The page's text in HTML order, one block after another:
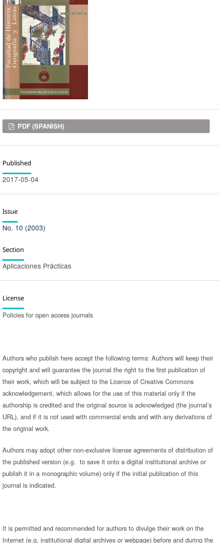
Downloads
PDF (SPANISH)
Published
2017-05-04
Issue
No. 10 (2003)
Section
Aplicaciones Prácticas
License
Policies for open access journals
Authors who publish here accept the following terms: Authors will keep their
copyright and will guarantee the journal the right to the first publication of
their work, which will be subject to the Licence of Creative Commons
acknowledgement, which allows for the use of this material only if the
authorship is credited and the original source is acknowledged (the journal’s
URL), and if it is not used with commercial ends and with any derivations of
the original work.
Authors may adopt other non-exclusive license agreements of distribution of
the published version (e.g. to save it onto a digital institutional archive or
publish it in a monographic volume) only if the initial publication of this
journal is indicated.
It is permitted and recommended for authors to divulge their work on the
Internet (e.g. institutional digital archives or webpage) before and during the